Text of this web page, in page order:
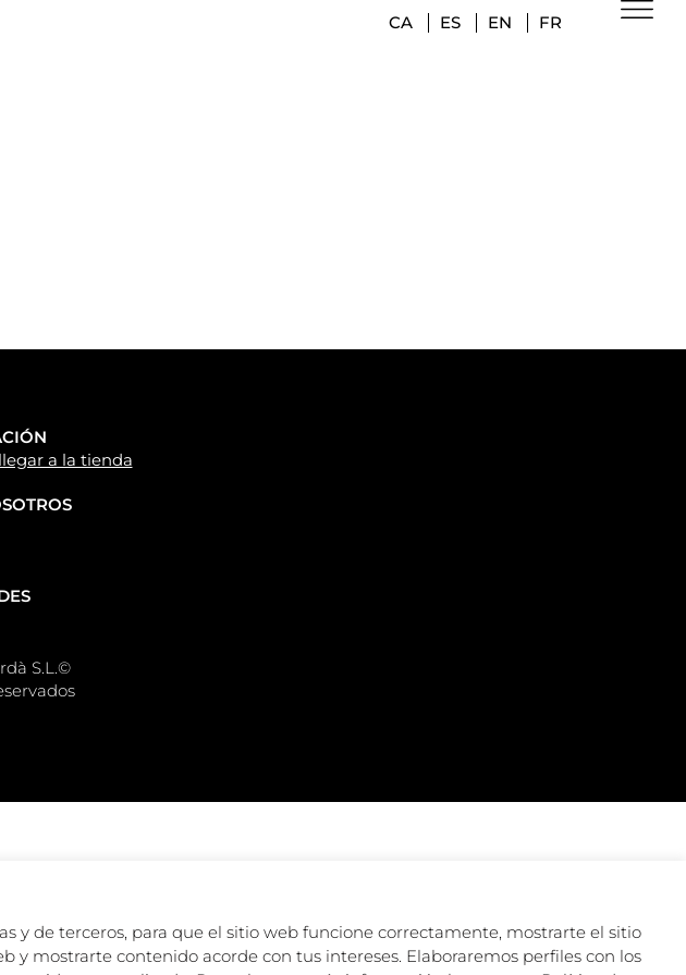
CA ES EN FR
a la tienda
S.L.©
y de terceros, para que el sitio web funcione correctamente, mostrarte el sitio
mostrarte contenido acorde con tus intereses. Elaboraremos perfiles con los